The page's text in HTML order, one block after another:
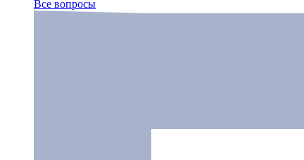
Все вопросы